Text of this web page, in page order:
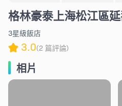
格林豪泰上海松江區
3星級飯店
3.0(2 篇評論)
相片